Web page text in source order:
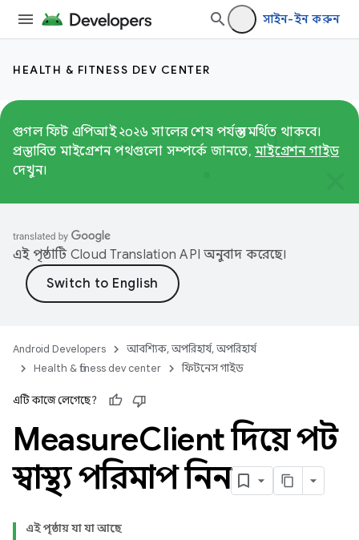
সাইন-ইন করুন
HEALTH & FITNESS DEV CENTER
গুগল ফিট এপিআই ২০২৬ সালের শেষ পর্যন্ত সমর্থিত থাকবে।
প্রস্তাবিত মাইগ্রেশন পথগুলো সম্পর্কে জানতে, মাইগ্রেশন গাইড
দেখুন।
এই পৃষ্ঠাটি Cloud Translation API অনুবাদ করেছে।
Android Developers
আবশ্যিক, অপরিহার্য, অপরিহার্য
Health & fitness dev center
ফিটনেস গাইড
এটি কাজে লেগেছে?
MeasureClient দিয়ে স্পট
স্বাস্থ্য পরিমাপ নিন
এই পৃষ্ঠায় যা যা আছে